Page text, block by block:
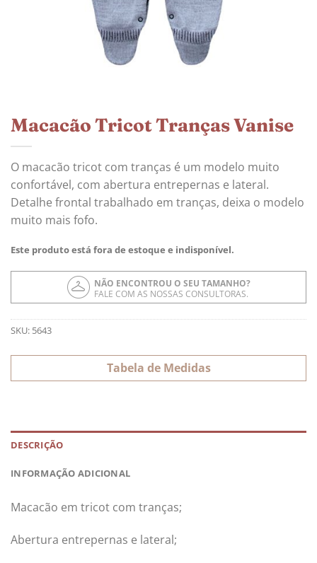
Macacão Tricot Tranças Vanise
O macacão tricot com tranças é um modelo muito
confortável, com abertura entrepernas e lateral.
Detalhe frontal trabalhado em tranças, deixa o modelo
muito mais fofo.
Este produto está fora de estoque e indisponível.
NÃO ENCONTROU O SEU TAMANHO?
FALE COM AS NOSSAS CONSULTORAS.
SKU: 5643
Tabela de Medidas
DESCRIÇÃO
INFORMAÇÃO ADICIONAL
Macacão em tricot com tranças;
Abertura entrepernas e lateral;